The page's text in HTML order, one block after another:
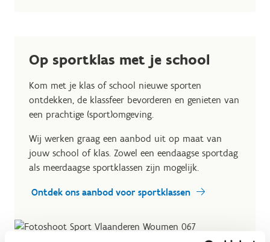
Op sportklas met je school
Kom met je klas of school nieuwe sporten
ontdekken, de klassfeer bevorderen en genieten van
een prachtige (sport)omgeving.
Wij werken graag een aanbod uit op maat van
jouw school of klas. Zowel een eendaagse sportdag
als meerdaagse sportklassen zijn mogelijk.
Ontdek ons aanbod voor sportklassen